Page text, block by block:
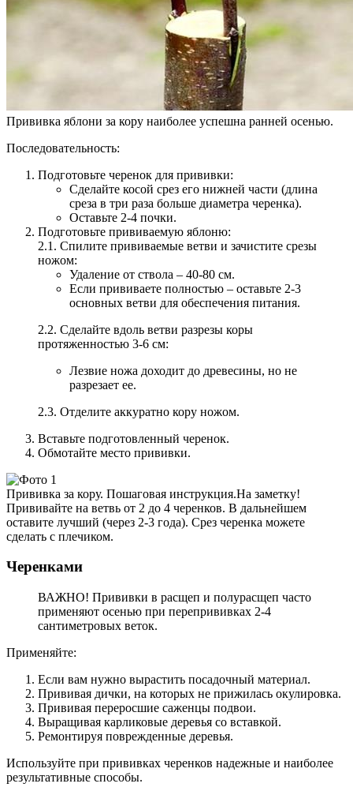
Прививка яблони за кору наиболее успешна ранней осенью.
Последовательность:
Подготовьте черенок для прививки:
Сделайте косой срез его нижней части (длина
среза в три раза больше диаметра черенка).
Оставьте 2-4 почки.
Подготовьте прививаемую яблоню:
2.1. Спилите прививаемые ветви и зачистите срезы
ножом:
Удаление от ствола – 40-80 см.
Если прививаете полностью – оставьте 2-3
основных ветви для обеспечения питания.
2.2. Сделайте вдоль ветви разрезы коры
протяженностью 3-6 см:
Лезвие ножа доходит до древесины, но не
разрезает ее.
2.3. Отделите аккуратно кору ножом.
Вставьте подготовленный черенок.
Обмотайте место прививки.
Прививка за кору. Пошаговая инструкция.На заметку!
Прививайте на ветвь от 2 до 4 черенков. В дальнейшем
оставите лучший (через 2-3 года). Срез черенка можете
сделать с плечиком.
Черенками
ВАЖНО! Прививки в расщеп и полурасщеп часто
применяют осенью при перепрививках 2-4
сантиметровых веток.
Применяйте:
Если вам нужно вырастить посадочный материал.
Прививая дички, на которых не прижилась окулировка.
Прививая переросшие саженцы подвои.
Выращивая карликовые деревья со вставкой.
Ремонтируя поврежденные деревья.
Используйте при прививках черенков надежные и наиболее
результативные способы.